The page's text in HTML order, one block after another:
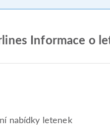
Informace o
nabídky letenek